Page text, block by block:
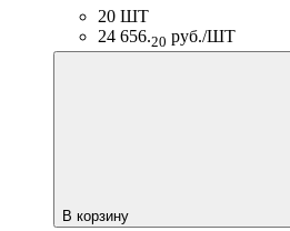
20 ШТ
24 656.20 руб./ШТ
В корзину